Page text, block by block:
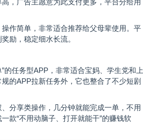
，广告主愿意为此支付更多，平台分给用
作简单，非常适合推荐给父母辈使用。平
励，稳定细水长流。
的任务型APP，非常适合宝妈、学生党和上
的APP拉新任务外，它也整合了不少短剧
分享类操作，几分钟就能完成一单，不用
款“不用动脑子、打开就能干”的赚钱软